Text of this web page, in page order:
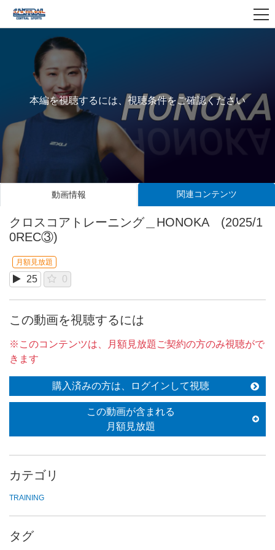
本編を視聴するには、視聴条件をご確認ください
動画情報 関連コンテンツ
クロスコアトレーニング＿HONOKA (2025/1
0REC③)
月額見放題
25 0
この動画を視聴するには
※このコンテンツは、月額見放題ご契約の方のみ視聴がで
きます
購入済みの方は、ログインして視聴
この動画が含まれる
月額見放題
カテゴリ
TRAINING
タグ